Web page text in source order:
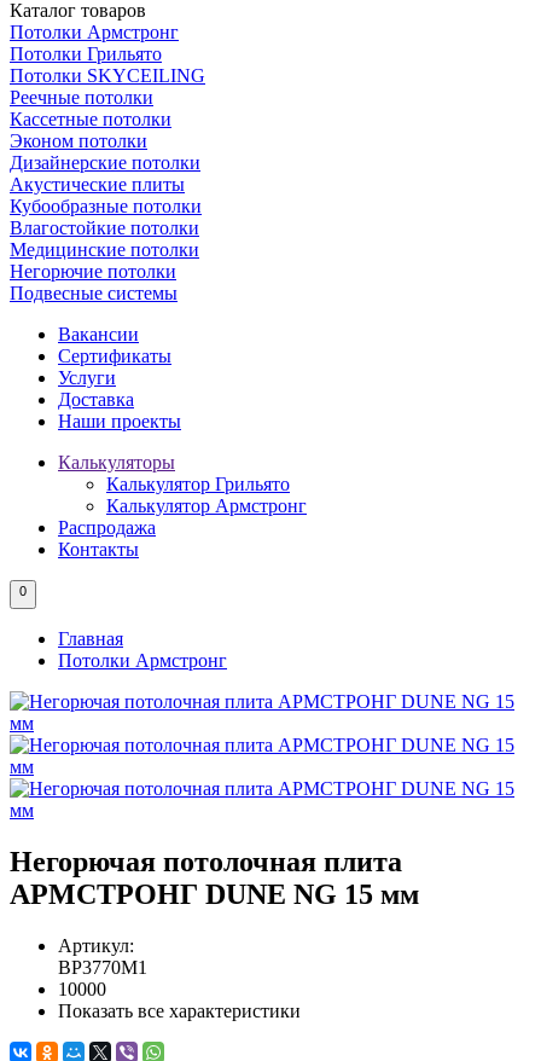
Каталог товаров
Потолки Армстронг
Потолки Грильято
Потолки SKYCEILING
Реечные потолки
Кассетные потолки
Эконом потолки
Дизайнерские потолки
Акустические плиты
Кубообразные потолки
Влагостойкие потолки
Медицинские потолки
Негорючие потолки
Подвесные системы
Вакансии
Сертификаты
Услуги
Доставка
Наши проекты
Калькуляторы
Калькулятор Грильято
Калькулятор Армстронг
Распродажа
Контакты
0
Главная
Потолки Армстронг
Негорючая потолочная плита
АРМСТРОНГ DUNE NG 15 мм
Артикул:
BP3770M1
10000
Показать все характеристики